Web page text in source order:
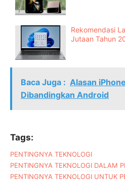
Rekomendasi
Jutaan Tahun
Baca Juga : Alasan
Dibandingkan Android
Tags:
PENTINGNYA TEKNOLOGI
PENTINGNYA TEKNOLOGI DALAM
PENTINGNYA TEKNOLOGI UNTUK